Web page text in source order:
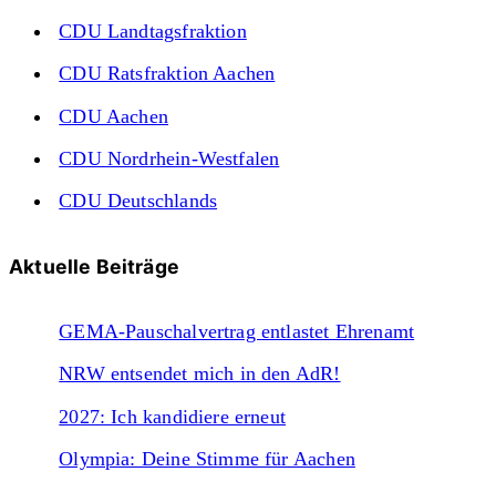
CDU Landtagsfraktion
CDU Ratsfraktion Aachen
CDU Aachen
CDU Nordrhein-Westfalen
CDU Deutschlands
Aktuelle Beiträge
GEMA-Pauschalvertrag entlastet Ehrenamt
NRW entsendet mich in den AdR!
2027: Ich kandidiere erneut
Olympia: Deine Stimme für Aachen